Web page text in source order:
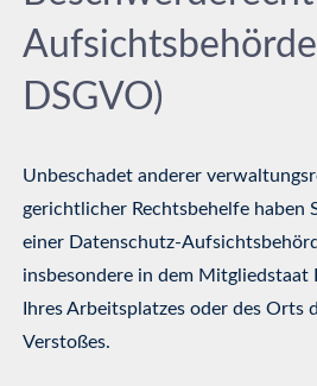
DSGVO)
Unbeschadet anderer
gerichtlicher Rechtsbehelfe haben
einer Datenschutz-
insbesondere in dem Mitgliedstaat
Ihres Arbeitsplatzes oder des Orts
Verstoßes.